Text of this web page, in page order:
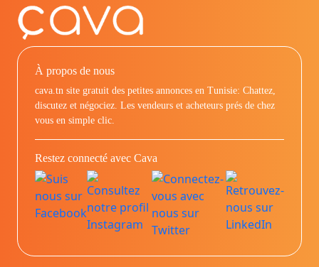
À propos de nous
cava.tn site gratuit des petites annonces en Tunisie: Chattez,
discutez et négociez. Les vendeurs et acheteurs prés de chez
vous en simple clic.
Restez connecté avec Cava